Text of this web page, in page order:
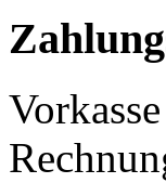
Vorkasse